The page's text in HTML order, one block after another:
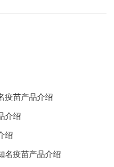
疫苗产品介绍
介绍
绍
名疫苗产品介绍